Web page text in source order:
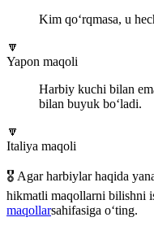
Kim qo‘rqmasa, u
🔽
Yapon maqoli
Harbiy kuchi bilan
bilan buyuk bo‘ladi.
🔽
Italiya maqoli
🎖️ Agar harbiylar haqida
hikmatli maqollarni bilishni
maqollarsahifasiga o‘ting.